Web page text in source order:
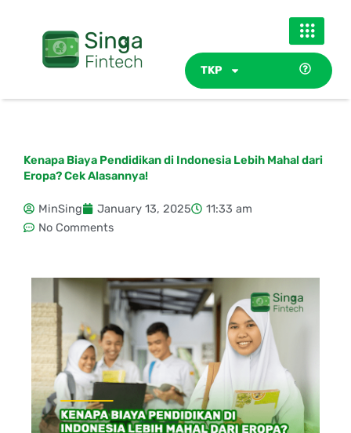
TKP
Kenapa Biaya Pendidikan di Indonesia Lebih Mahal dari
Eropa? Cek Alasannya!
MinSing January 13, 2025
11:33 am
No Comments